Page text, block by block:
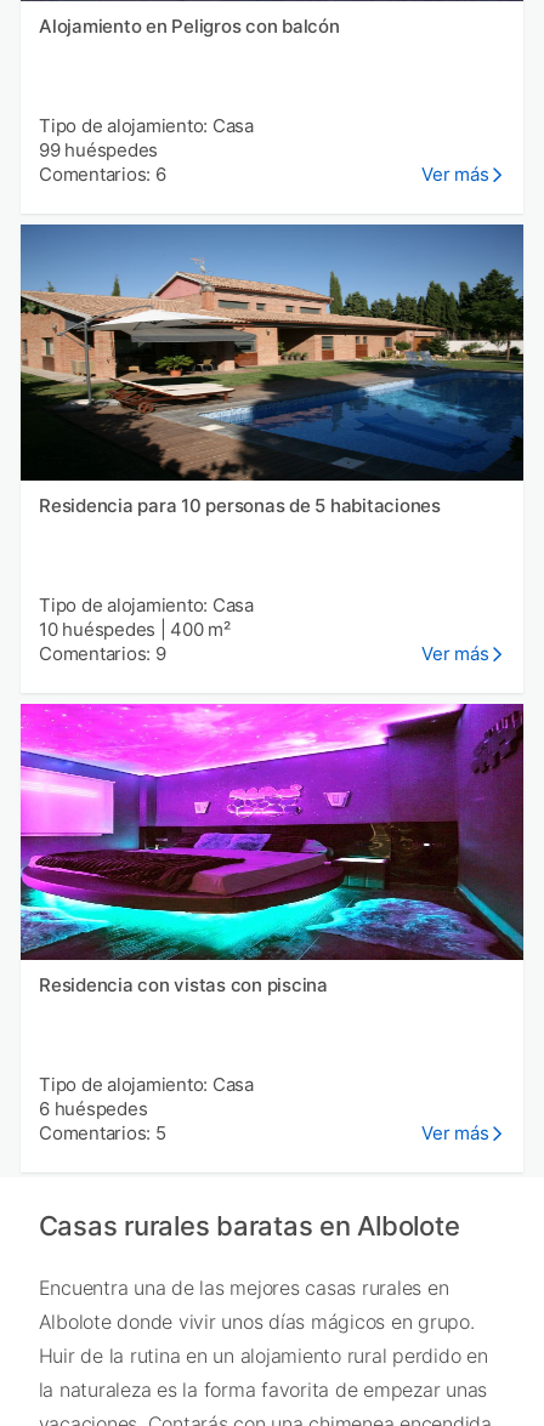
Alojamiento en Peligros con balcón
Tipo de alojamiento: Casa
99 huéspedes
Comentarios: 6
Ver más
Residencia para 10 personas de 5 habitaciones
Tipo de alojamiento: Casa
10 huéspedes
400 m²
Comentarios: 9
Ver más
Residencia con vistas con piscina
Tipo de alojamiento: Casa
6 huéspedes
Comentarios: 5
Ver más
Casas rurales baratas en Albolote
Encuentra una de las mejores casas rurales en
Albolote donde vivir unos días mágicos en grupo.
Huir de la rutina en un alojamiento rural perdido en
la naturaleza es la forma favorita de empezar unas